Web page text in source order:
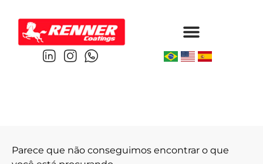
Parece que não conseguimos encontrar o que